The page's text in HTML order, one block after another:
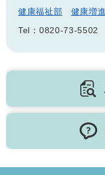
健康福祉部 健康増
Tel：0820-73-5502